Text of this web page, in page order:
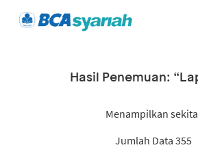
Hasil Penemuan:
Menampilkan
Jumlah Data 355